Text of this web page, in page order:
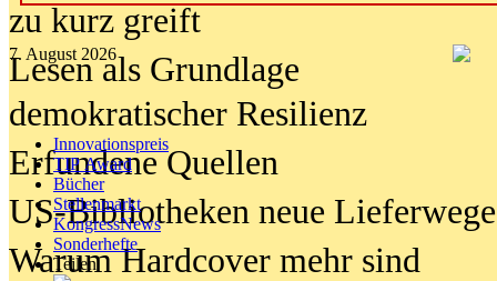
7. August 2026
Innovationspreis
TIP Award
Bücher
Stellenmarkt
KongressNews
Sonderhefte
Teilen
zu kurz greift
Lesen als Grundlage
demokratischer Resilienz
Erfundene Quellen
US-Bibliotheken neue Lieferwege
Warum Hardcover mehr sind